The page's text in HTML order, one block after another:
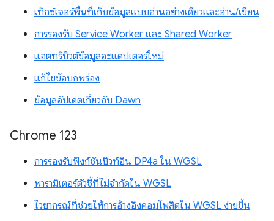
เท็กซ์เจอร์พื้นที่เก็บข้อมูลแบบอ่านอย่างเดียวและอ่าน/เขียน
การรองรับ Service Worker และ Shared Worker
แอตทริบิวต์ข้อมูลอะแดปเตอร์ใหม่
แก้ไขข้อบกพร่อง
ข้อมูลอัปเดตเกี่ยวกับ Dawn
Chrome 123
การรองรับฟังก์ชันบิวท์อิน DP4a ใน WGSL
พารามิเตอร์ตัวชี้ที่ไม่จำกัดใน WGSL
ไวยากรณ์ที่ช่วยให้การอ้างอิงคอมโพสิตใน WGSL ง่ายขึ้น